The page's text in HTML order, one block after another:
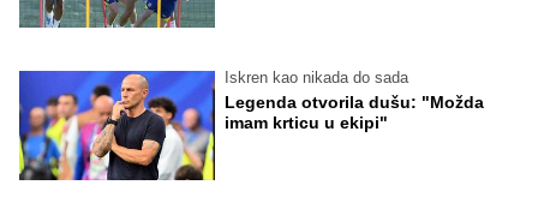
Iskren kao nikada do sada
Legenda otvorila dušu: "Možda
imam krticu u ekipi"